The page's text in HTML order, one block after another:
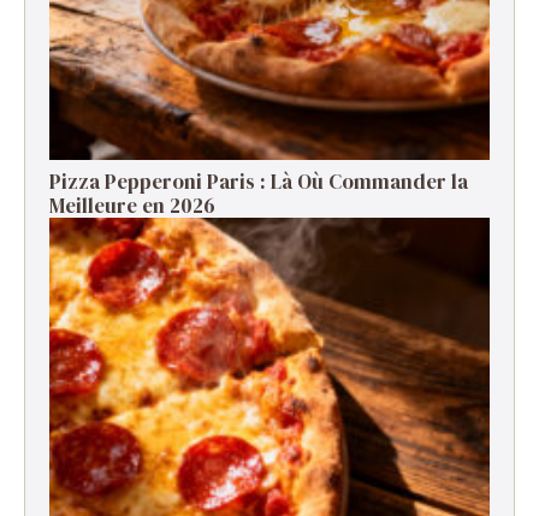
Pizza Pepperoni Paris : Là Où Commander la
Meilleure en 2026